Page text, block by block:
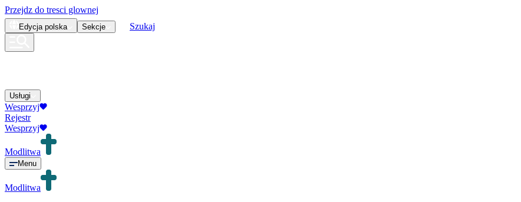
Przejdz do tresci glownej
Edycja polska Sekcje Szukaj
Usługi
Wesprzyj
Rejestr
Wesprzyj
Modlitwa
Menu
Modlitwa